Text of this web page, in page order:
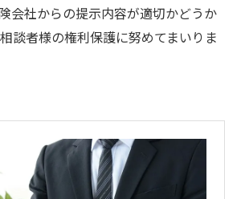
会社からの提示内容が適切かどうか
談者様の権利保護に努めてまいりま